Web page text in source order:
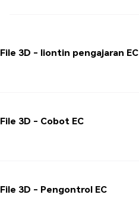
File 3D - liontin pengajaran EC
File 3D - Cobot EC
File 3D - Pengontrol EC